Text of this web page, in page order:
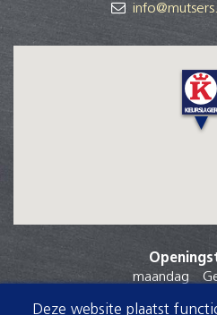
maandag
Deze website plaatst